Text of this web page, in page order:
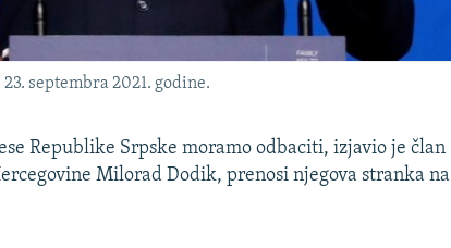
septembra 2021. godine.
Republike Srpske moramo odbaciti, izjavio je član
Milorad Dodik, prenosi njegova stranka na